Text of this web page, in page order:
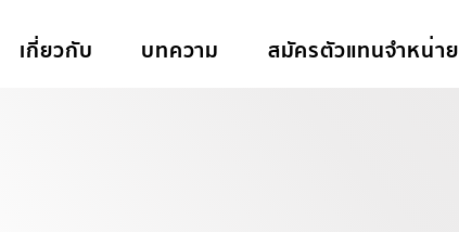
เกี่ยวกับ บทความ สมัครตัวแทนจำหน่าย